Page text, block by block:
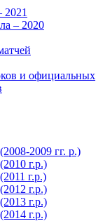
2021
– 2020
и официальных
2009 гг. р.)
г.р.)
г.р.)
г.р.)
г.р.)
г.р.)